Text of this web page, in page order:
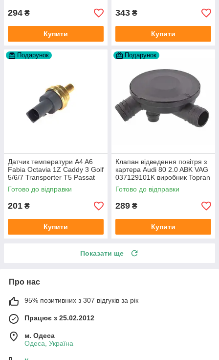
294 ₴
Купити
343 ₴
Купити
Подарунок
Датчик температури A4 A6
Fabia Octavia 1Z Caddy 3 Golf
5/6/7 Transporter T5 Passat
B6 (колір сірий)
Готово до відправки
201 ₴
Купити
Подарунок
Клапан відведення повітря з
картера Audi 80 2.0 ABK VAG
037129101K виробник Topran
Німеччина
Готово до відправки
289 ₴
Купити
Показати ще
Про нас
95% позитивних з 307 відгуків за рік
Працює з 25.02.2012
м. Одеса
Одеса, Україна